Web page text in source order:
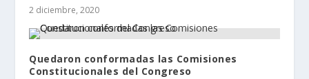
2 diciembre, 2020
Quedaron conformadas las Comisiones
Constitucionales del Congreso